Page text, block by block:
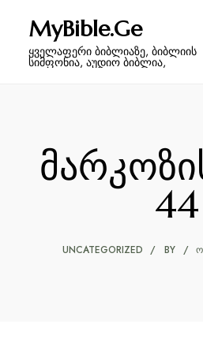
MyBible.Ge
ყველაფერი ბიბლიაზე, ბიბლიის
სიმფონია, აუდიო ბიბლია,
44
UNCATEGORIZED BY